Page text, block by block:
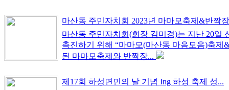
마산동 주민자치회 2023년 마마모축제&반짝
마산동 주민자치회(회장 김미경)는 지난 20일
촉진하기 위해 “마마모(마산동 마음모음)축
된 마마모축제와 반짝장...
제17회 하성면민의 날 기념 Ing 하성 축제 성...